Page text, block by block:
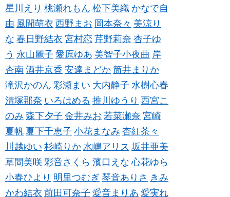
星川えり 桃瀬れもん 松下美織 かなで自
由 風間萌衣 西野まお 岡本奈々 美涼り
な 春日野結衣 宮村恋 芹野莉奈 杏子ゆ
う 永山麗子 愛原ゆあ 美智子小夜曲 岸
杏南 酒井京香 安達まどか 筒井まりか
滝沢かのん 彩瀬まい 大内静子 水樹心春
清塚那奈 いろはめる 推川ゆうり 西宮こ
のみ 森下夕子 金井みお 若菜瀬奈 宮崎
夏帆 夏下千恵子 小花まなみ 杏紅茶々
川越ゆい 杉崎りか 水嶋アリス 坂井亜美
草間美咲 彩音さくら 濱口えな 心花ゆら
小春ひより 明里つむぎ 琴音ありさ きみ
かわ結衣 前田可奈子 愛音まりあ 愛実れ